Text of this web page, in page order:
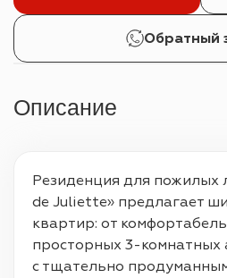
Обратный
Описание
Резиденция для пожилых
de Juliette» предлагает
квартир: от
просторных 3-комнатных
с тщательно